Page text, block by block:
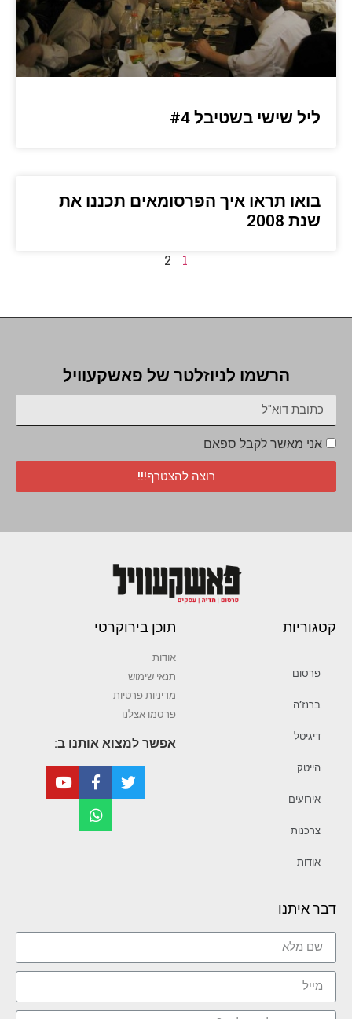
ליל שישי בשטיבל #4
בואו תראו איך הפרסומאים תכננו את
שנת 2008
1
2
הרשמו לניוזלטר של פאשקעוויל
אני מאשר לקבל ספאם
רוצה להצטרף!!!
קטגוריות
פרסום
ברנז’ה
דיגיטל
הייטק
אירועים
צרכנות
אודות
תוכן בירוקרטי
אודות
תנאי שימוש
מדיניות פרטיות
פרסמו אצלנו
אפשר למצוא אותנו ב:
דבר איתנו